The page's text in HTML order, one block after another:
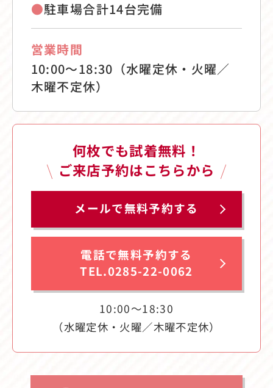
●駐車場合計14台完備
営業時間
10:00〜18:30（水曜定休・火曜／
木曜不定休）
何枚でも試着無料！
ご来店予約はこちらから
メールで無料予約する
電話で無料予約する
TEL.0285-22-0062
10:00〜18:30
（水曜定休・火曜／木曜不定休）